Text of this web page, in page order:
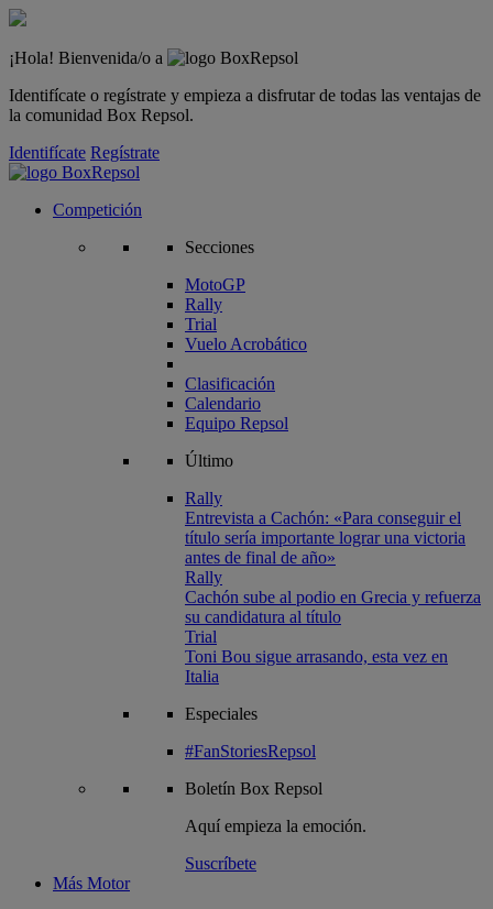
¡Hola! Bienvenida/o a
Identifícate o regístrate y empieza a disfrutar de todas las ventajas de
la comunidad Box Repsol.
Identifícate Regístrate
Competición
Secciones
MotoGP
Rally
Trial
Vuelo Acrobático
Clasificación
Calendario
Equipo Repsol
Último
Rally
Entrevista a Cachón: «Para conseguir el
título sería importante lograr una victoria
antes de final de año»
Rally
Cachón sube al podio en Grecia y refuerza
su candidatura al título
Trial
Toni Bou sigue arrasando, esta vez en
Italia
Especiales
#FanStoriesRepsol
Boletín Box Repsol
Aquí empieza la emoción.
Suscríbete
Más Motor